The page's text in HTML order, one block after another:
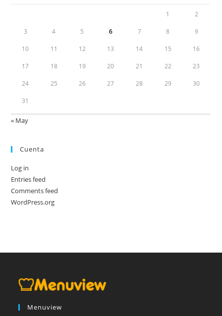
1 2
3 4 5 6 7 8 9
10 11 12 13 14 15 16
17 18 19 20 21 22 23
24 25 26 27 28 29 30
31
« May
Cuenta
Log in
Entries feed
Comments feed
WordPress.org
Menuview